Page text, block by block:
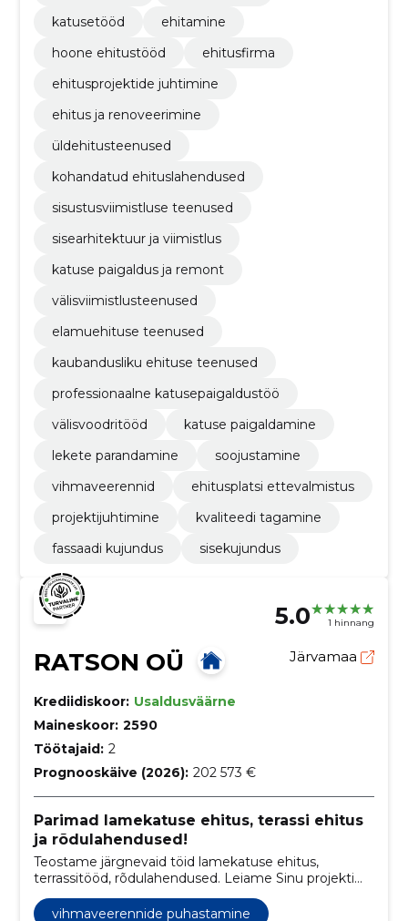
katusetööd
ehitamine
hoone ehitustööd
ehitusfirma
ehitusprojektide juhtimine
ehitus ja renoveerimine
üldehitusteenused
kohandatud ehituslahendused
sisustusviimistluse teenused
sisearhitektuur ja viimistlus
katuse paigaldus ja remont
välisviimistlusteenused
elamuehituse teenused
kaubandusliku ehituse teenused
professionaalne katusepaigaldustöö
välisvoodritööd
katuse paigaldamine
lekete parandamine
soojustamine
vihmaveerennid
ehitusplatsi ettevalmistus
projektijuhtimine
kvaliteedi tagamine
fassaadi kujundus
sisekujundus
5.0 1 hinnang
RATSON OÜ Järvamaa
Krediidiskoor: Usaldusväärne
Maineskoor: 2590
Töötajaid: 2
Prognooskäive (2026): 202 573 €
Parimad lamekatuse ehitus, terassi ehitus
ja rõdulahendused!
Teostame järgnevaid töid lamekatuse ehitus,
terrassitööd, rõdulahendused. Leiame Sinu projekti
vihmaveerennide puhastamine